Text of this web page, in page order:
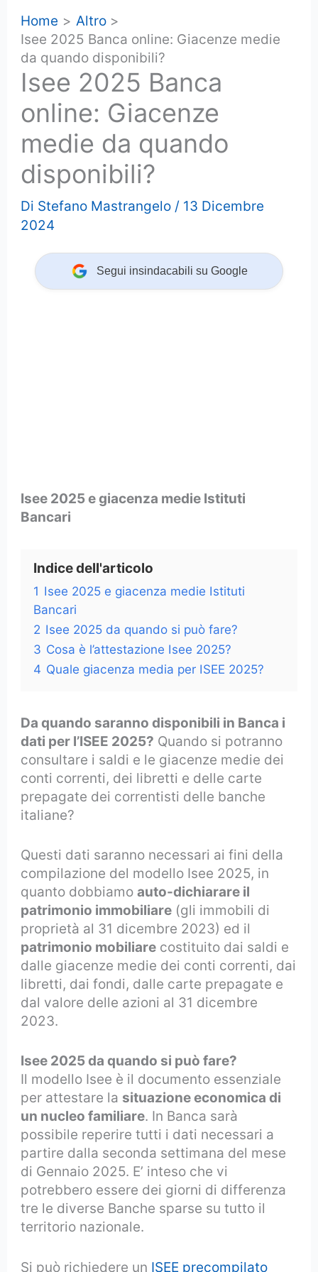
Home
Altro
Isee 2025 Banca online: Giacenze medie
da quando disponibili?
Isee 2025 Banca
online: Giacenze
medie da quando
disponibili?
Di Stefano Mastrangelo / 13 Dicembre
2024
Segui insindacabili su Google
Isee 2025 e giacenza medie Istituti
Bancari
Indice dell'articolo
1 Isee 2025 e giacenza medie Istituti
Bancari
2 Isee 2025 da quando si può fare?
3 Cosa è l’attestazione Isee 2025?
4 Quale giacenza media per ISEE 2025?
Da quando saranno disponibili in Banca i
dati per l’ISEE 2025? Quando si potranno
consultare i saldi e le giacenze medie dei
conti correnti, dei libretti e delle carte
prepagate dei correntisti delle banche
italiane?
Questi dati saranno necessari ai fini della
compilazione del modello Isee 2025, in
quanto dobbiamoauto-dichiarare il
patrimonio immobiliare (gli immobili di
proprietà al 31 dicembre 2023) ed il
patrimonio mobiliare costituito dai saldi e
dalle giacenze medie dei conti correnti, dai
libretti, dai fondi, dalle carte prepagate e
dal valore delle azioni al 31 dicembre
2023.
Isee 2025 da quando si può fare?
Il modello Isee è il documento essenziale
per attestare la situazione economica di
un nucleo familiare. In Banca sarà
possibile reperire tutti i dati necessari a
partire dalla seconda settimana del mese
di Gennaio 2025. E’ inteso che vi
potrebbero essere dei giorni di differenza
tre le diverse Banche sparse su tutto il
territorio nazionale.
Si può richiedere un ISEE precompilato